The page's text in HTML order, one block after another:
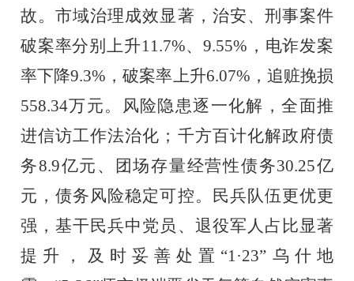
故。市域治理成效显著，治安、刑事案件
破案率分别上升11.7%、9.55% ，电诈发案
率下降9.3% ，破案率上升6.07% ，追赃挽损
558.34万元。风险隐患逐一化解，全面推
进信访工作法治化；千方百计化解政府债
务8.9亿元 、 团场存量经营性债务30.25亿
元，债务风险稳定可控。民兵队伍更优更
强，基干民兵中党员、退役军人 占比显著
提升
，及时妥善处置 “1 ·23”乌什地